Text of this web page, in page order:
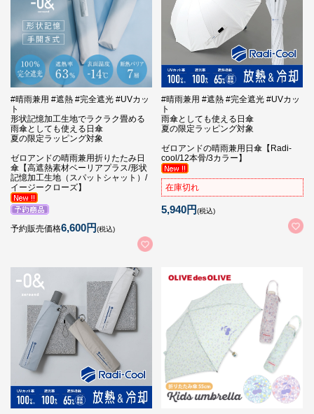
#晴雨兼用 #遮熱 #完全遮光 #UVカッ
ト
形状記憶加工生地でラクラク畳める
雨傘としても使える日傘
夏の限定ラッピング対象
ゼロアンドの晴雨兼用折りたたみ日
傘【高遮熱素材ベーリアプラス/形状
記憶加工生地（スパットシャット）/
イージークローズ】
予約販売価格6,600円(税込)
#晴雨兼用 #遮熱 #完全遮光 #UVカッ
ト
雨傘としても使える日傘
夏の限定ラッピング対象
ゼロアンドの晴雨兼用日傘【Radi-
cool/12本骨/3カラー】
在庫切れ
5,940円(税込)